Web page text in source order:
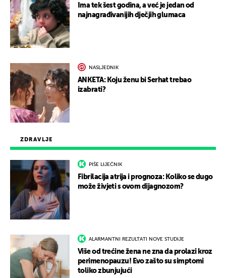
ZDRAVLJE
PIŠE LIJEČNIK
Fibrilacija atrija i prognoza: Koliko se dugo
može živjeti s ovom dijagnozom?
ALARMANTNI REZULTATI NOVE STUDIJE
Više od trećine žena ne zna da prolazi kroz
perimenopauzu! Evo zašto su simptomi
toliko zbunjujući
Ima tek šest godina, a već je jedan od
najnagrađivanijih dječjih glumaca
NASLJEDNIK
ANKETA: Koju ženu bi Serhat trebao
izabrati?